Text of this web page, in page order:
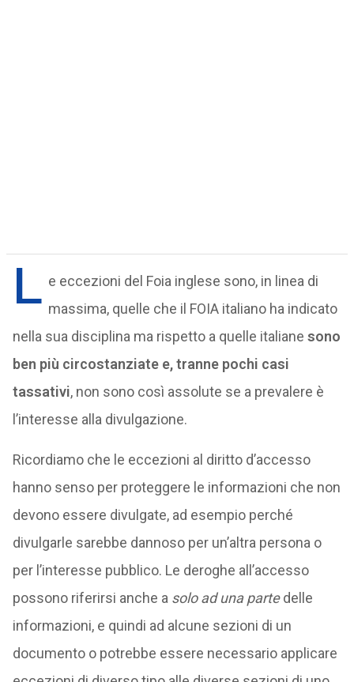
L e eccezioni del Foia inglese sono, in linea di
massima, quelle che il FOIA italiano ha indicato
nella sua disciplina ma rispetto a quelle italiane sono
ben più circostanziate e, tranne pochi casi
tassativi, non sono così assolute se a prevalere è
l’interesse alla divulgazione.
Ricordiamo che le eccezioni al diritto d’accesso
hanno senso per proteggere le informazioni che non
devono essere divulgate, ad esempio perché
divulgarle sarebbe dannoso per un’altra persona o
per l’interesse pubblico. Le deroghe all’accesso
possono riferirsi anche a solo ad una partedelle
informazioni, e quindi ad alcune sezioni di un
documento o potrebbe essere necessario applicare